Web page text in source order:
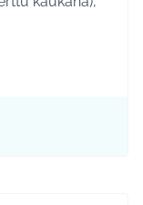
Hyvinvointi ja